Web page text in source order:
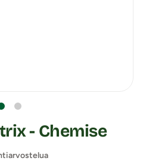
- Chemise